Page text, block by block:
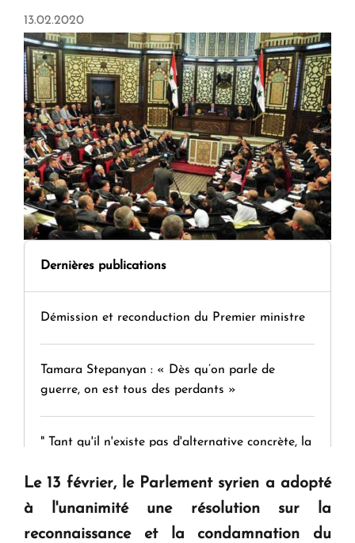
13.02.2020
Dernières publications
Démission et reconduction du Premier ministre
Tamara Stepanyan : « Dès qu’on parle de
guerre, on est tous des perdants »
" Tant qu'il n'existe pas d'alternative concrète, la
KASA : 30 ans d'audace, de résilience et d'avenir
en Arménie
Le 13 février, le Parlement syrien a adopté
à l'unanimité une résolution sur la
reconnaissance et la condamnation du